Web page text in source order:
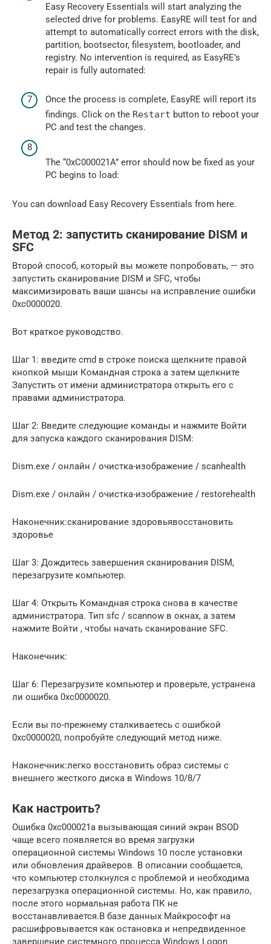
Easy Recovery Essentials will start analyzing the
selected drive for problems. EasyRE will test for and
attempt to automatically correct errors with the disk,
partition, bootsector, filesystem, bootloader, and
registry. No intervention is required, as EasyRE’s
repair is fully automated:
Once the process is complete, EasyRE will report its
findings. Click on the Restart button to reboot your
PC and test the changes.
The “0xC000021A” error should now be fixed as your
PC begins to load:
You can download Easy Recovery Essentials from here.
Метод 2: запустить сканирование DISM и
SFC
Второй способ, который вы можете попробовать, — это
запустить сканирование DISM и SFC, чтобы
максимизировать ваши шансы на исправление ошибки
0xc0000020.
Вот краткое руководство.
Шаг 1: введите cmd в строке поиска щелкните правой
кнопкой мыши Командная строка а затем щелкните
Запустить от имени администратора открыть его с
правами администратора.
Шаг 2: Введите следующие команды и нажмите Войти
для запуска каждого сканирования DISM:
Dism.exe / онлайн / очистка-изображение / scanhealth
Dism.exe / онлайн / очистка-изображение / restorehealth
Наконечник:сканирование здоровьявосстановить
здоровье
Шаг 3: Дождитесь завершения сканирования DISM,
перезагрузите компьютер.
Шаг 4: Открыть Командная строка снова в качестве
администратора. Тип sfc / scannow в окнах, а затем
нажмите Войти , чтобы начать сканирование SFC.
Наконечник:
Шаг 6: Перезагрузите компьютер и проверьте, устранена
ли ошибка 0xc0000020.
Если вы по-прежнему сталкиваетесь с ошибкой
0xc0000020, попробуйте следующий метод ниже.
Наконечник:легко восстановить образ системы с
внешнего жесткого диска в Windows 10/8/7
Как настроить?
Ошибка 0xc000021a вызывающая синий экран BSOD
чаще всего появляется во время загрузки
операционной системы Windows 10 после установки
или обновления драйверов. В описании сообщается,
что компьютер столкнулся с проблемой и необходима
перезагрузка операционной системы. Но, как правило,
после этого нормальная работа ПК не
восстанавливается.В базе данных Майкрософт на
расшифровывается как остановка и непредвиденное
завершение системного процесса Windows Logon